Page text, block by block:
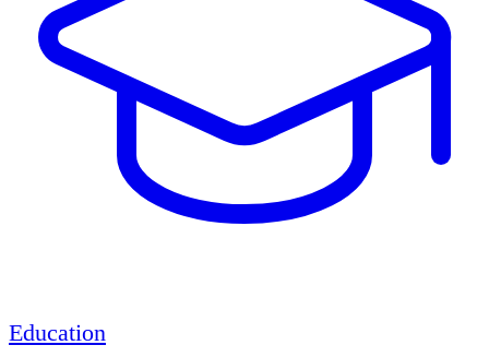
Education